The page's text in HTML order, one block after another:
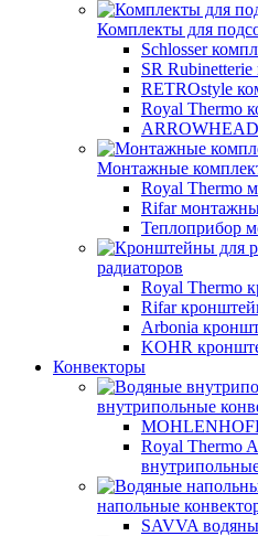
Комплекты для
Schlosser
SR
RETROstyle
Royal Thermo
Монтажные
Royal Thermo
Rifar
Теплоприбор
радиаторов
Royal Thermo
Rifar
Arbonia
KOHR
Конвекторы
внутрипольные
Royal Thermo
напольные
SAVVA